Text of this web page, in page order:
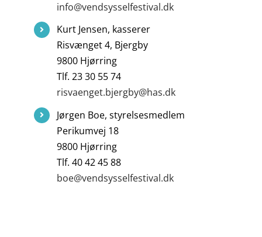
info@vendsysselfestival.dk
Kurt Jensen, kasserer
Risvænget 4, Bjergby
9800 Hjørring
Tlf. 23 30 55 74
risvaenget.bjergby@has.dk
Jørgen Boe, styrelsesmedlem
Perikumvej 18
9800 Hjørring
Tlf. 40 42 45 88
boe@vendsysselfestival.dk